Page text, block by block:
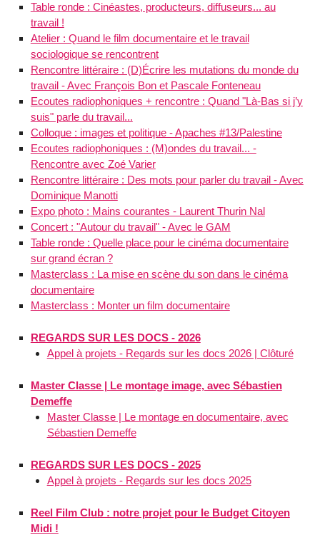
Table ronde : Cinéastes, producteurs, diffuseurs... au
travail !
Atelier : Quand le film documentaire et le travail
sociologique se rencontrent
Rencontre littéraire : (D)Écrire les mutations du monde du
travail - Avec François Bon et Pascale Fonteneau
Ecoutes radiophoniques + rencontre : Quand "Là-Bas si j’y
suis" parle du travail...
Colloque : images et politique - Apaches #13/Palestine
Ecoutes radiophoniques : (M)ondes du travail... -
Rencontre avec Zoé Varier
Rencontre littéraire : Des mots pour parler du travail - Avec
Dominique Manotti
Expo photo : Mains courantes - Laurent Thurin Nal
Concert : "Autour du travail" - Avec le GAM
Table ronde : Quelle place pour le cinéma documentaire
sur grand écran ?
Masterclass : La mise en scène du son dans le cinéma
documentaire
Masterclass : Monter un film documentaire
REGARDS SUR LES DOCS - 2026
Appel à projets - Regards sur les docs 2026 | Clôturé
Master Classe | Le montage image, avec Sébastien
Demeffe
Master Classe | Le montage en documentaire, avec
Sébastien Demeffe
REGARDS SUR LES DOCS - 2025
Appel à projets - Regards sur les docs 2025
Reel Film Club : notre projet pour le Budget Citoyen
Midi !